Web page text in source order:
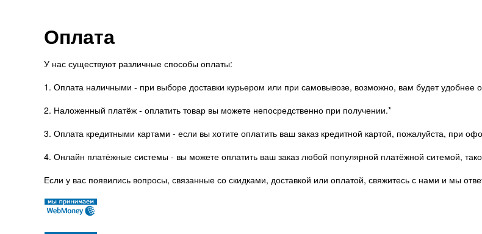
Оплата
У нас существуют различные способы оплаты:
1. Оплата наличными - при выборе доставки курьером или при самовывозе, возможно, вам будет удобнее
2. Наложенный платёж - оплатить товар вы можете непосредственно при получении.*
3. Оплата кредитными картами - если вы хотите оплатить ваш заказ кредитной картой, пожалуйста, при
4. Онлайн платёжные системы - вы можете оплатить ваш заказ любой популярной платёжной ситемой,
Если у вас появились вопросы, связанные со скидками, доставкой или оплатой, свяжитесь с нами и мы